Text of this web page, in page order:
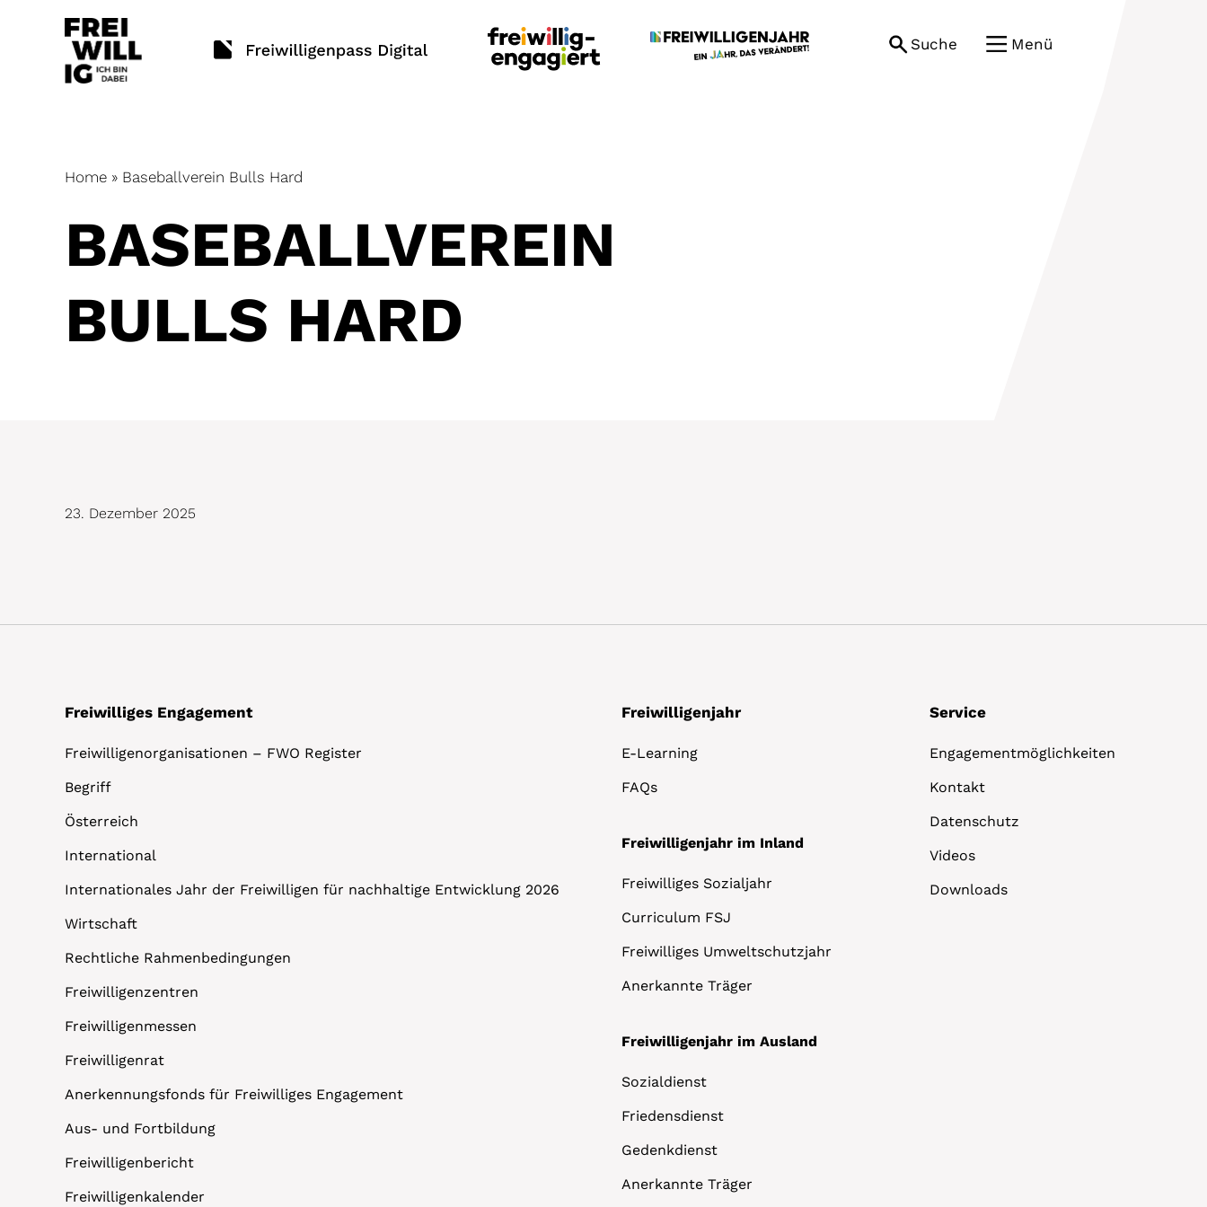
Suche Menü
Home » Baseballverein Bulls Hard
BASEBALLVEREIN
BULLS HARD
23. Dezember 2025
Freiwilliges Engagement
Freiwilligenorganisationen – FWO Register
Begriff
Österreich
International
Internationales Jahr der Freiwilligen für nachhaltige Entwicklung 2026
Wirtschaft
Rechtliche Rahmenbedingungen
Freiwilligenzentren
Freiwilligenmessen
Freiwilligenrat
Anerkennungsfonds für Freiwilliges Engagement
Aus- und Fortbildung
Freiwilligenbericht
Freiwilligenkalender
Freiwilligenjahr
E-Learning
FAQs
Freiwilligenjahr im Inland
Freiwilliges Sozialjahr
Curriculum FSJ
Freiwilliges Umweltschutzjahr
Anerkannte Träger
Freiwilligenjahr im Ausland
Sozialdienst
Friedensdienst
Gedenkdienst
Anerkannte Träger
Service
Engagementmöglichkeiten
Kontakt
Datenschutz
Videos
Downloads